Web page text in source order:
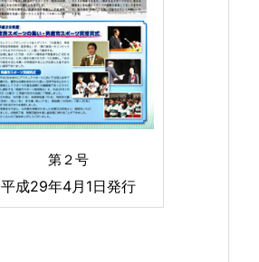
第２号
平成29年4月1日発行